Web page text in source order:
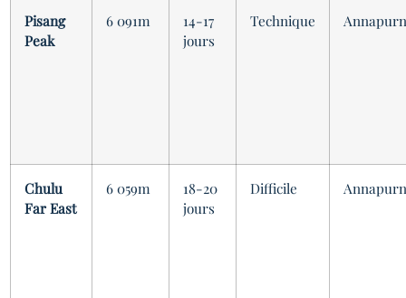
Pisang
Peak
6 091m
14-17
jours
Technique
Chulu
Far East
6 059m
18-20
jours
Difficile